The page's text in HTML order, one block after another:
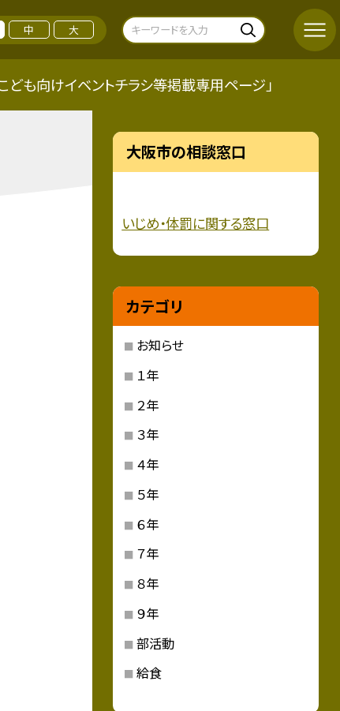
中 大
こども向けイベントチラシ等掲載専用ページ」
大阪市の相談窓口
いじめ・体罰に関する窓口
カテゴリ
お知らせ
１年
２年
３年
４年
５年
６年
７年
８年
９年
部活動
給食